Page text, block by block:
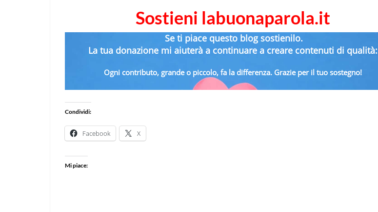
Sostieni labuonaparola.it
Se ti piace questo blog sostienilo.
La tua donazione mi aiuterà a continuare a creare contenuti di qualità:
Ogni contributo, grande o piccolo, fa la differenza. Grazie per il tuo sostegno!
Condividi:
Facebook X
Mi piace: